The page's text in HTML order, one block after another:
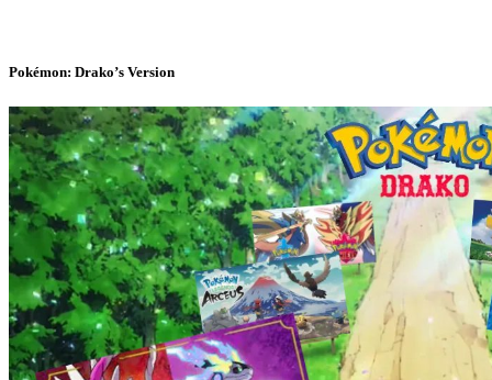
Pokémon: Drako’s Version